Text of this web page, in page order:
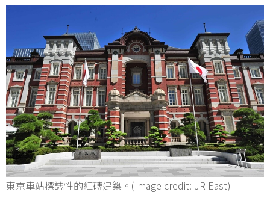
東京車站標誌性的紅磚建築。(Image credit: JR East)